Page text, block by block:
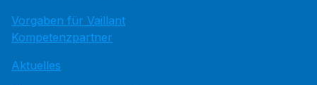
Vorgaben für Vaillant
Kompetenzpartner
Aktuelles